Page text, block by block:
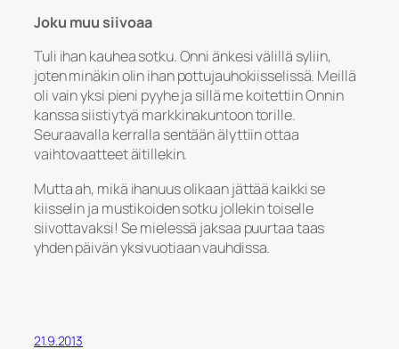
Joku muu siivoaa
Tuli ihan kauhea sotku. Onni änkesi välillä syliin,
joten minäkin olin ihan pottujauhokiisselissä. Meillä
oli vain yksi pieni pyyhe ja sillä me koitettiin Onnin
kanssa siistiytyä markkinakuntoon torille.
Seuraavalla kerralla sentään älyttiin ottaa
vaihtovaatteet äitillekin.
Mutta ah, mikä ihanuus olikaan jättää kaikki se
kiisselin ja mustikoiden sotku jollekin toiselle
siivottavaksi! Se mielessä jaksaa puurtaa taas
yhden päivän yksivuotiaan vauhdissa.
21.9.2013